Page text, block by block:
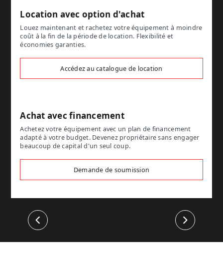
Location avec option d'achat
Louez maintenant et rachetez votre équipement à moindre
coût à la fin de la période de location. Flexibilité et
économies garanties.
Accédez au catalogue de location
Achat avec financement
Achetez votre équipement avec un plan de financement
adapté à votre budget. Devenez propriétaire sans engager
beaucoup de capital d'un seul coup.
Demande de soumission
Précédent Suivant